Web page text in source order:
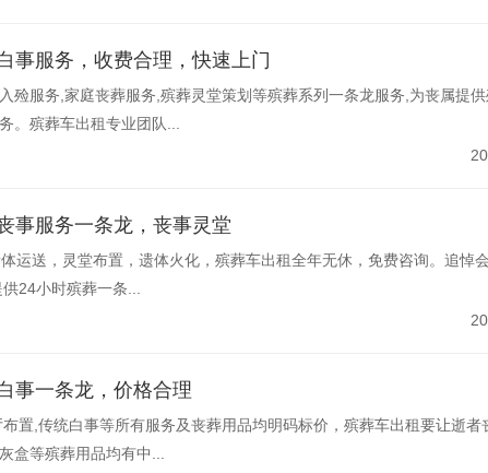
事服务，收费合理，快速上门
殓服务,家庭丧葬服务,殡葬灵堂策划等殡葬系列一条龙服务,为丧属提
。殡葬车出租专业团队...
事服务一条龙，丧事灵堂
运送，灵堂布置，遗体火化，殡葬车出租全年无休，免费咨询。追悼
24小时殡葬一条...
事一条龙，价格合理
置,传统白事等所有服务及丧葬用品均明码标价，殡葬车出租要让逝者
盒等殡葬用品均有中...